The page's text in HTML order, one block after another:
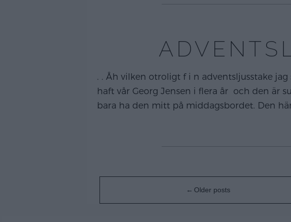
. . Åh vilken otroligt f i n adventsljusstake
haft vår Georg Jensen i flera år och den är
bara ha den mitt på middagsbordet. Den
navigation
Older posts